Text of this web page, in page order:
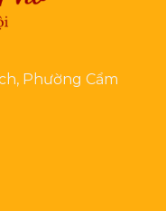
Phường Cẩm